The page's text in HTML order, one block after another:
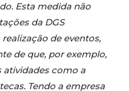
Esta medida não
da DGS
de eventos,
de que, por exemplo,
atividades como a
Tendo a empresa